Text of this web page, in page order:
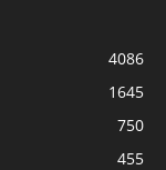
4086
1645
750
455